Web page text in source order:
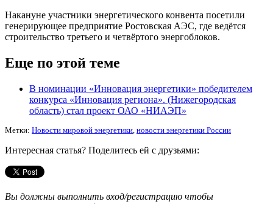
Накануне участники энергетического конвента посетили
генерирующее предприятие Ростовская АЭС, где ведётся
строительство третьего и четвёртого энергоблоков.
Еще по этой теме
В номинации «Инновация энергетики» победителем
конкурса «Инновация региона». (Нижегородская
область) стал проект ОАО «НИАЭП»
Метки: Новости мировой энергетики новости энергетики России
Интересная статья? Поделитесь ей с друзьями:
Вы должны выполнить вход/регистрацию чтобы